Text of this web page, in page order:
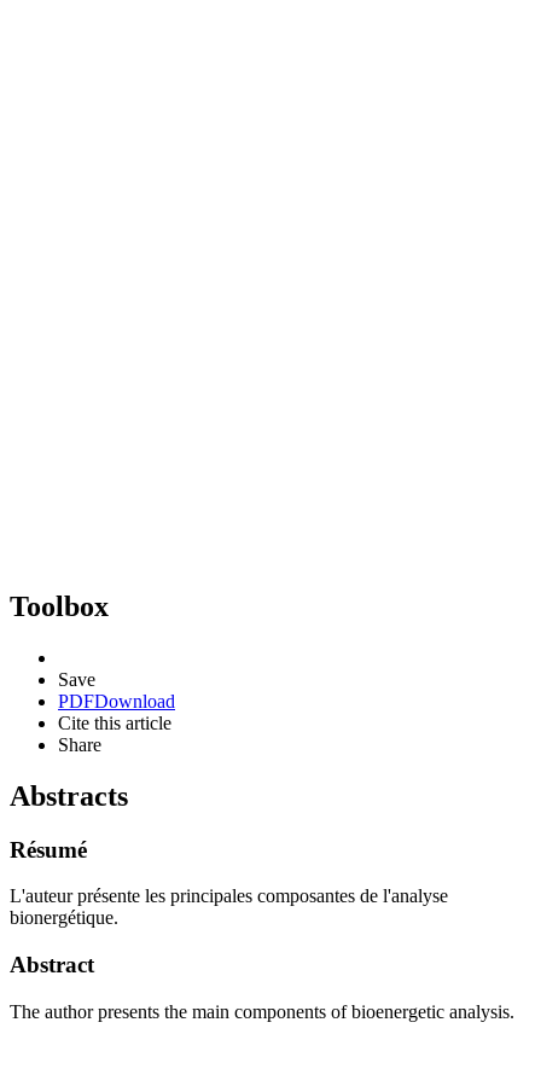
Toolbox
Save
PDFDownload
Cite this article
Share
Abstracts
Résumé
L'auteur présente les principales composantes de l'analyse
bionergétique.
Abstract
The author presents the main components of bioenergetic analysis.